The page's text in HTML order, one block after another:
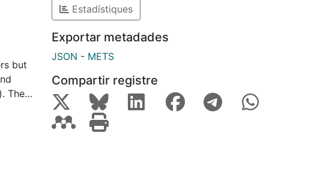
but
The
of
Estadístiques
Exportar metadades
JSON - METS
Compartir registre